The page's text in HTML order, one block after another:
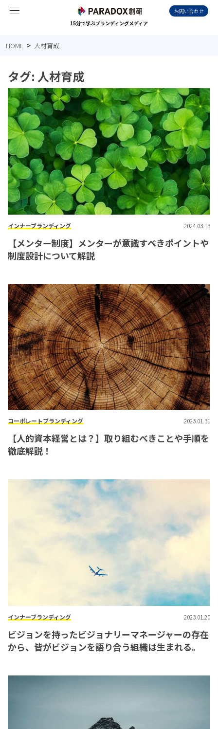
15分で学ぶブランディングメディア
お問い合わせ
HOME 人材育成
タグ: 人材育成
インナーブランディング 2024.03.13
【メンター制度】メンターが意識すべきポイントや
制度設計について解説
コーポレートブランディング 2023.01.31
【人的資本経営とは？】取り組むべきことや手順を
徹底解説！
インナーブランディング 2023.01.20
ビジョンを持ったビジョナリーマネージャーの存在
から、皆がビジョンを語り合う組織は生まれる。